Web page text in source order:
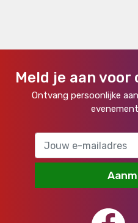
Meld je aan
Ontvang persoonlijke